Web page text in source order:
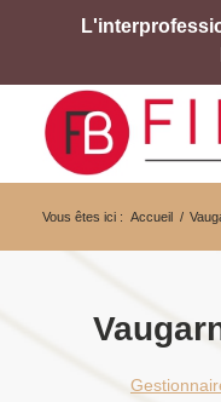
Vous êtes ici : Accueil /